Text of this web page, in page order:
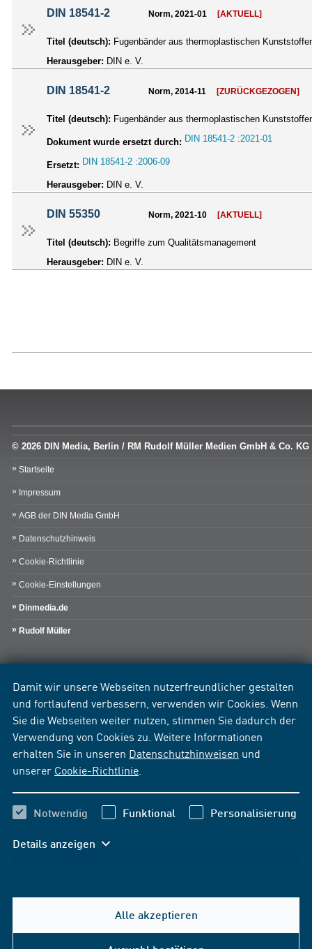
Damit wir unsere Webseiten nutzerfreundlicher gestalten
und fortlaufend verbessern, verwenden wir Cookies. Wenn
Sie die Webseiten weiter nutzen, stimmen Sie dadurch der
Verwendung von Cookies zu. Weitere Informationen
erhalten Sie in unseren Datenschutzhinweisen und
unserer Cookie-Richtlinie
Notwendig Funktional Personalisierung
Details anzeigen
Alle akzeptieren
DIN 18541-2 Norm, 2021-01 [AKTUELL]
Titel (deutsch): Fugenbänder aus thermoplastischen
Herausgeber: DIN e. V.
DIN 18541-2 Norm, 2014-11 [ZURÜCKGEZOGEN]
Titel (deutsch): Fugenbänder aus thermoplastischen
Dokument wurde ersetzt durch: DIN 18541-2 :2021-01
Ersetzt: DIN 18541-2 :2006-09
Herausgeber: DIN e. V.
DIN 55350 Norm, 2021-10 [AKTUELL]
Titel (deutsch): Begriffe zum Qualitätsmanagement
Herausgeber: DIN e. V.
© 2026 DIN Media, Berlin / RM Rudolf Müller Medien GmbH & Co. KG
Startseite
Impressum
AGB der DIN Media GmbH
Datenschutzhinweis
Cookie-Richtlinie
Cookie-Einstellungen
Dinmedia.de
Rudolf Müller
Hilfe & Kontakt